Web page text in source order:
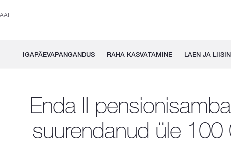
IGAPÄEVAPANGANDUS RAHA KASVATAMINE LAEN JA
Enda II
suurendanud üle